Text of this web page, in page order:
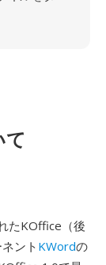
たKOffice（後
ント KWordの